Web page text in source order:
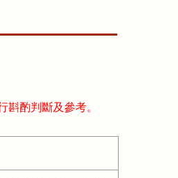
酌判斷及參考。